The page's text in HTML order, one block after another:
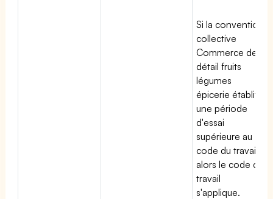
Si la convention
collective
Commerce de
détail fruits
légumes
épicerie établit
une période
d'essai
supérieure au
code du travail,
alors le code du
travail
s'applique.